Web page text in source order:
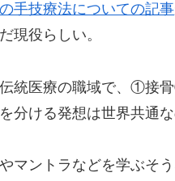
手技療法についての記事
現役らしい。
伝統医療の職域で、①
分ける発想は世界共通な
マントラなどを学ぶそ